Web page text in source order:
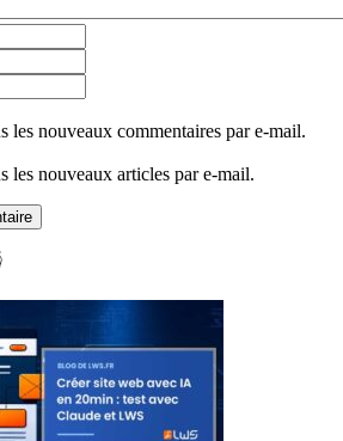
les nouveaux commentaires par e-mail.
les nouveaux articles par e-mail.